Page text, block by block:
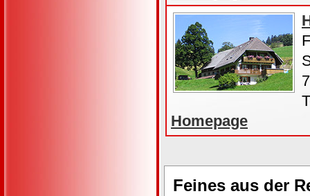
Homepage
Feines aus der